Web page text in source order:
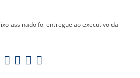
assinado foi entregue ao executivo da